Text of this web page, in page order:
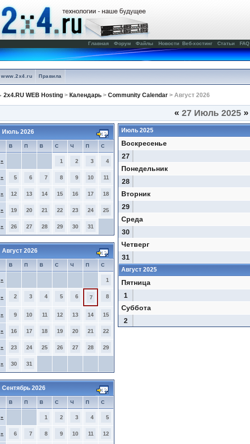
Главная Форум Файлы Новости Веб-хостинг Статьи FAQ
www.2x4.ru Правила
2x4.RU WEB Hosting > Календарь > Community Calendar > Август 2026
« 27 Июль 2025 »
Июль 2026
В П В С Ч П С
» 1 2 3 4
» 5 6 7 8 9 10 11
» 12 13 14 15 16 17 18
» 19 20 21 22 23 24 25
» 26 27 28 29 30 31
Август 2026
В П В С Ч П С
» 1
» 2 3 4 5 6 7 8
» 9 10 11 12 13 14 15
» 16 17 18 19 20 21 22
» 23 24 25 26 27 28 29
» 30 31
Сентябрь 2026
В П В С Ч П С
» 1 2 3 4 5
» 6 7 8 9 10 11 12
Июль 2025
Воскресенье
27
Понедельник
28
Вторник
29
Среда
30
Четверг
31
Август 2025
Пятница
1
Суббота
2